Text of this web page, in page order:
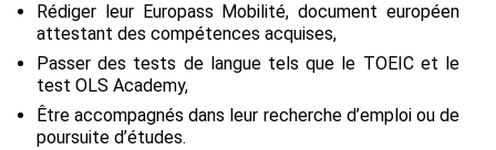
Rédiger leur Europass Mobilité, document européen
attestant des compétences acquises,
Passer des tests de langue tels que le TOEIC et le
test OLS Academy,
Être accompagnés dans leur recherche d’emploi ou de
poursuite d’études.